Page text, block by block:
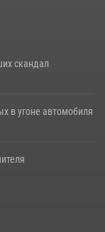
скандал
в угоне автомобиля